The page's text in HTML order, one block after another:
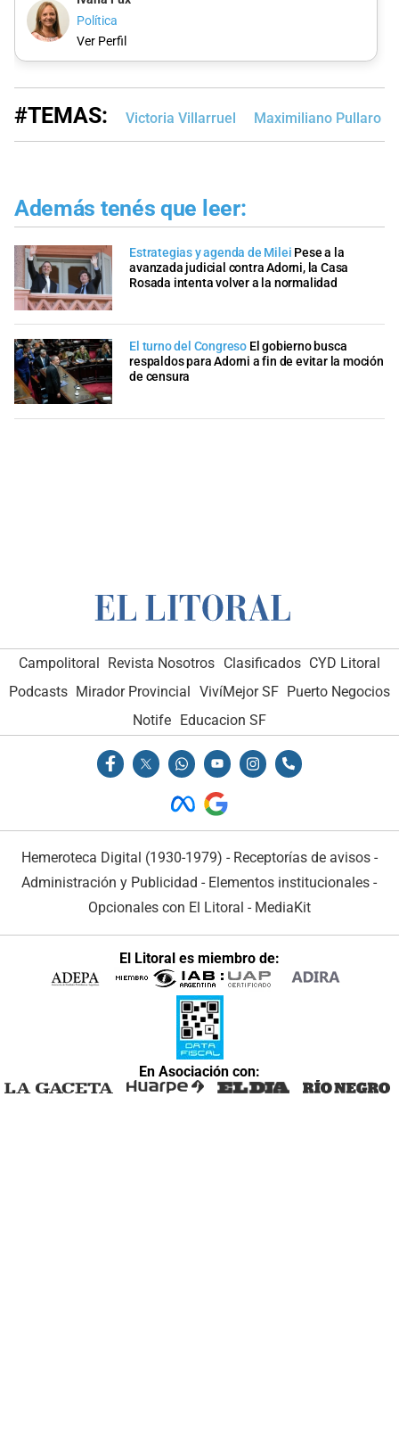
Política
Ver Perfil
#TEMAS: Victoria Villarruel Maximiliano Pullaro
Además tenés que leer:
Estrategias y agenda de Milei Pese a la
avanzada judicial contra Adorni, la Casa
Rosada intenta volver a la normalidad
El turno del Congreso El gobierno busca
respaldos para Adorni a fin de evitar la moción
de censura
Campolitoral Revista Nosotros Clasificados CYD Litoral
Podcasts Mirador Provincial VivíMejor SF Puerto Negocios
Notife
Educacion SF
Hemeroteca Digital (1930-1979) - Receptorías de avisos -
Administración y Publicidad - Elementos institucionales -
Opcionales con El Litoral - MediaKit
El Litoral es miembro de:
En Asociación con: